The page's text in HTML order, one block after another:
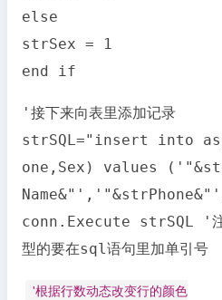
else
strSex = 1
end if
'接下来向表里添加记录
strSQL="insert into
one,Sex) values
conn.Execute strSQL '注
型的要在sql语句里加单引号
'根据行数动态改变行的颜色